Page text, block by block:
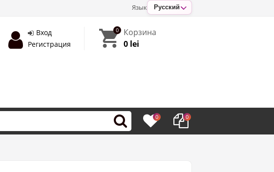
Язык Русский
Вход
Регистрация
0
Корзина
0 lei
0 0